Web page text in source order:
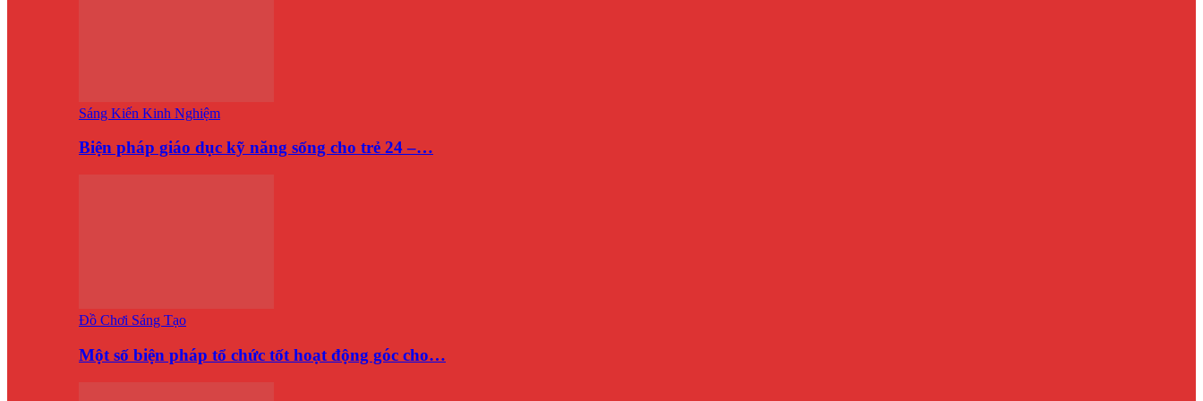
Sáng Kiến Kinh Nghiệm
Biện pháp giáo dục kỹ năng sống cho trẻ 24 –…
Đồ Chơi Sáng Tạo
Một số biện pháp tổ chức tốt hoạt động góc cho…